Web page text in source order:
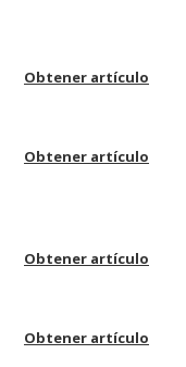
Obtener artículo
Obtener artículo
Obtener artículo
Obtener artículo